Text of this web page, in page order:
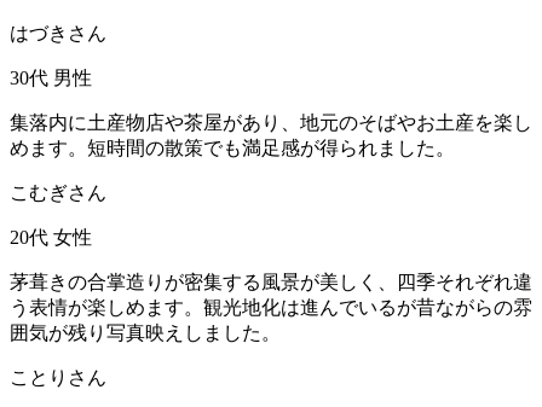
はづきさん
30代 男性
集落内に土産物店や茶屋があり、地元のそばやお土産を楽し
めます。短時間の散策でも満足感が得られました。
こむぎさん
20代 女性
茅葺きの合掌造りが密集する風景が美しく、四季それぞれ違
う表情が楽しめます。観光地化は進んでいるが昔ながらの雰
囲気が残り写真映えしました。
ことりさん